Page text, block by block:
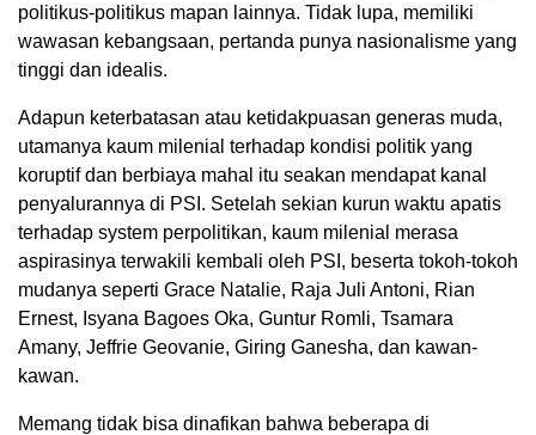
politikus-politikus mapan lainnya. Tidak lupa, memiliki
wawasan kebangsaan, pertanda punya nasionalisme yang
tinggi dan idealis.
Adapun keterbatasan atau ketidakpuasan generas muda,
utamanya kaum milenial terhadap kondisi politik yang
koruptif dan berbiaya mahal itu seakan mendapat kanal
penyalurannya di PSI. Setelah sekian kurun waktu apatis
terhadap system perpolitikan, kaum milenial merasa
aspirasinya terwakili kembali oleh PSI, beserta tokoh-tokoh
mudanya seperti Grace Natalie, Raja Juli Antoni, Rian
Ernest, Isyana Bagoes Oka, Guntur Romli, Tsamara
Amany, Jeffrie Geovanie, Giring Ganesha, dan kawan-
kawan.
Memang tidak bisa dinafikan bahwa beberapa di